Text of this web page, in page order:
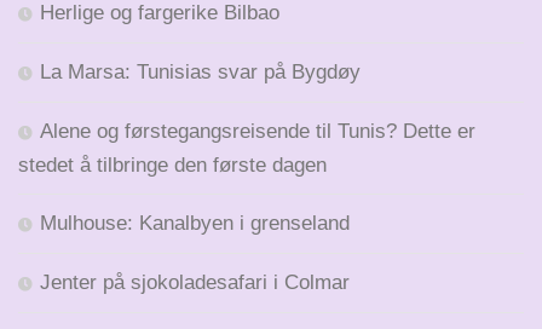
Herlige og fargerike Bilbao
La Marsa: Tunisias svar på Bygdøy
Alene og førstegangsreisende til Tunis? Dette er
stedet å tilbringe den første dagen
Mulhouse: Kanalbyen i grenseland
Jenter på sjokoladesafari i Colmar